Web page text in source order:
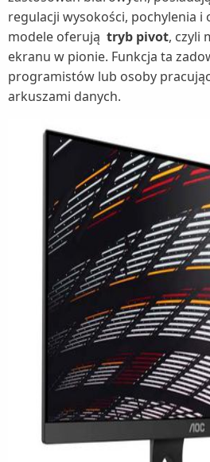
regulacji wysokości, pochylenia i
modele oferują tryb pivot, czyli
ekranu w pionie. Funkcja ta
programistów lub osoby
arkuszami danych.